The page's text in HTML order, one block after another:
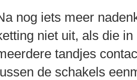
nog iets meer
niet uit, als die
tandjes
de schakels